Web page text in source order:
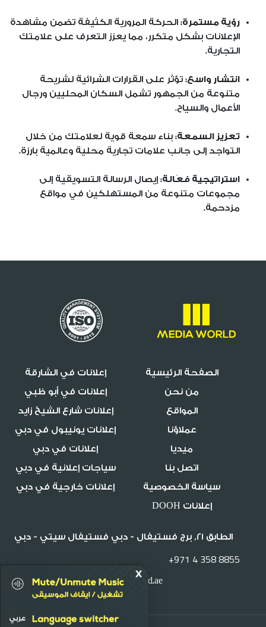
رؤية مستمرة: الحركة المرورية الكثيفة تضمن مشاهدة
الإعلانات بشكل متكرر، مما يعزز التعرف على علامتك
التجارية.
انتشار واسع: تؤثر على القرارات الشرائية لشريحة
متنوعة من الجمهور تشمل السكان المحليين ورجال
الأعمال والسياح.
تعزيز السمعة: بناء سمعة قوية لعلامتك من خلال
التواجد إلى جانب علامات تجارية محلية وعالمية بارزة.
استراتيجية فعَالة: إيصال الرسالة التسويقية إلى
مجموعات متنوعة من المستهلكين في مواقع
مزدحمة.
الصفحة الرئيسية
إعلانات في الشارقة
من نحن
إعلانات في أبو ظبي
المواقع
إعلانات شارع الشيخ زايد
عملاؤنا
إعلانات يونيبول في دبي
ميديا
إعلانات في دبي
اتصل بنا
سياجات إعلانية في دبي
سياسة الخصوصية
إعلانات خارجية في دبي
إعلانات DOOH
الطابق 21, برج فستيفال - دبي فستيفال سيتي - دبي
+971 4 358 8855
info@mediaworld.ae